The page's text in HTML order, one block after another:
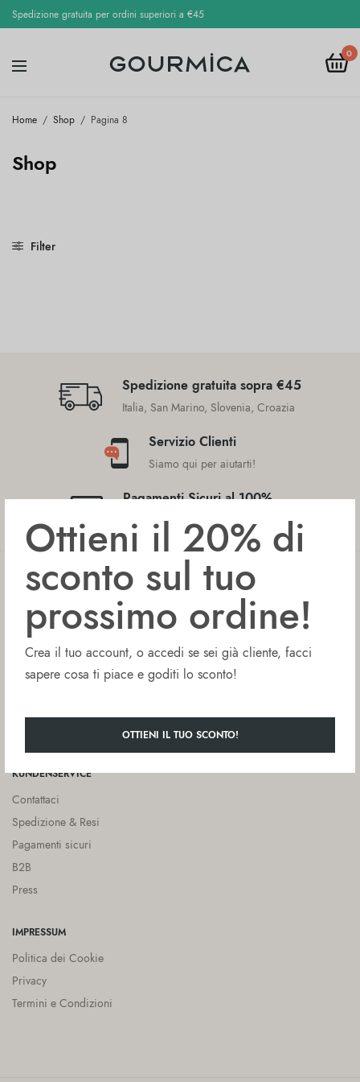
Ottieni il 20% di
sconto sul tuo
prossimo ordine!
Crea il tuo account, o accedi se sei già cliente, facci
sapere cosa ti piace e goditi lo sconto!
OTTIENI IL TUO SCONTO!
Spedizione gratuita per ordini superiori a €45
0
Home / Shop / Pagina 8
Shop
Filter
Spedizione gratuita sopra €45
Italia, San Marino, Slovenia, Croazia
Servizio Clienti
Siamo qui per aiutarti!
Pagamenti Sicuri al 100%
Visa / MasterCard / Amex / PayPal
GOURMICA
Chi Siamo
I Nostri Valori
Diete e Stili di Vita
KUNDENSERVICE
Contattaci
Spedizione & Resi
Pagamenti sicuri
B2B
Press
IMPRESSUM
Politica dei Cookie
Privacy
Termini e Condizioni